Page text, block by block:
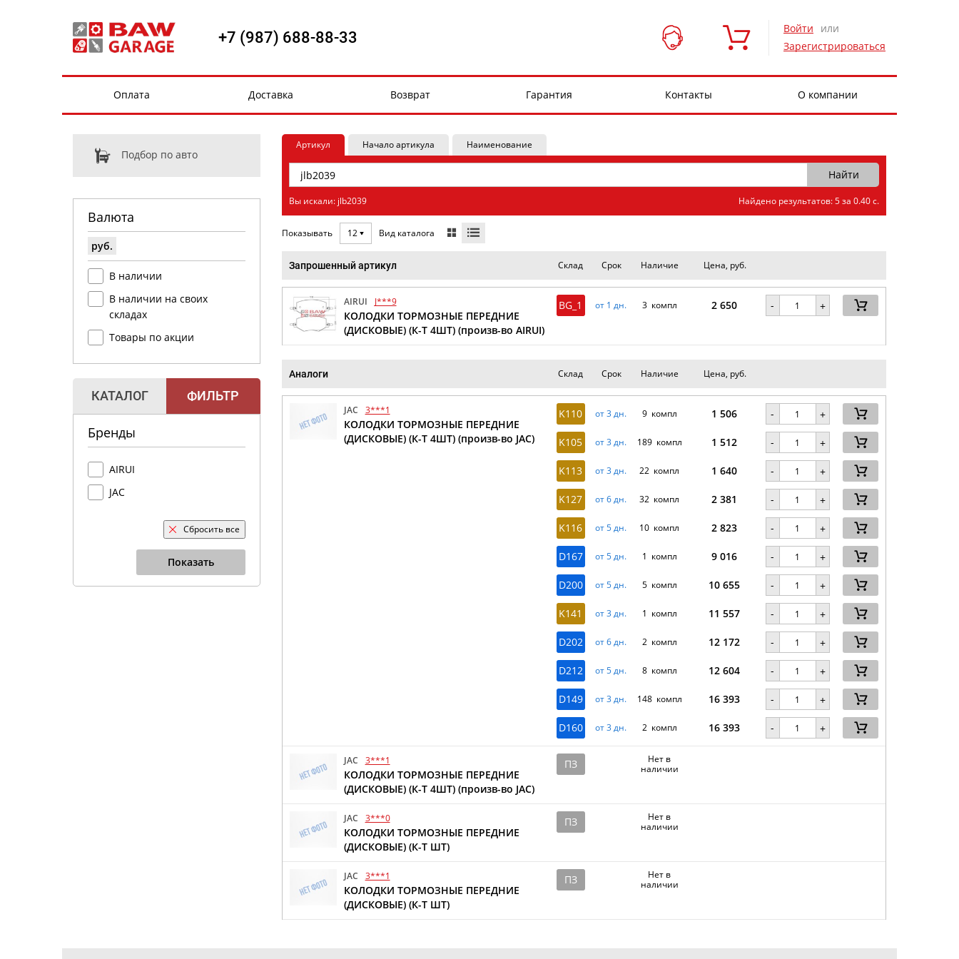
+7 (987) 688-88-33 Войти
или
Зарегистрироваться
Оплата Доставка Возврат Гарантия Контакты О компании
Подбор по авто
Валюта
руб.
В наличии
В наличии на своих
складах
Товары по акции
КАТАЛОГ ФИЛЬТР
Бренды
AIRUI
JAC
Сбросить все
Показать
Артикул Начало артикула Наименование
Вы искали: jlb2039 Найдено результатов: 5 за 0.40 с.
Показывать 12 Вид каталога
Запрошенный артикул Склад Срок Наличие Цена, руб.
AIRUI J***9
КОЛОДКИ ТОРМОЗНЫЕ ПЕРЕДНИЕ
(ДИСКОВЫЕ) (К-Т 4ШТ) (произв-во AIRUI)
BG_1 от 1 дн. 3 компл 2 650 - +
Аналоги Склад Срок Наличие Цена, руб.
JAC 3***1
КОЛОДКИ ТОРМОЗНЫЕ ПЕРЕДНИЕ
(ДИСКОВЫЕ) (К-Т 4ШТ) (произв-во JAC)
K110 от 3 дн. 9 компл 1 506 - +
K105 от 3 дн. 189 компл 1 512 - +
K113 от 3 дн. 22 компл 1 640 - +
K127 от 6 дн. 32 компл 2 381 - +
K116 от 5 дн. 10 компл 2 823 - +
D167 от 5 дн. 1 компл 9 016 - +
D200 от 5 дн. 5 компл 10 655 - +
K141 от 3 дн. 1 компл 11 557 - +
D202 от 6 дн. 2 компл 12 172 - +
D212 от 5 дн. 8 компл 12 604 - +
D149 от 3 дн. 148 компл 16 393 - +
D160 от 3 дн. 2 компл 16 393 - +
JAC 3***1
КОЛОДКИ ТОРМОЗНЫЕ ПЕРЕДНИЕ
(ДИСКОВЫЕ) (К-Т 4ШТ) (произв-во JAC)
ПЗ
Нет в
наличии
JAC 3***0
КОЛОДКИ ТОРМОЗНЫЕ ПЕРЕДНИЕ
(ДИСКОВЫЕ) (К-Т ШТ)
ПЗ
Нет в
наличии
JAC 3***1
КОЛОДКИ ТОРМОЗНЫЕ ПЕРЕДНИЕ
(ДИСКОВЫЕ) (К-Т ШТ)
ПЗ
Нет в
наличии